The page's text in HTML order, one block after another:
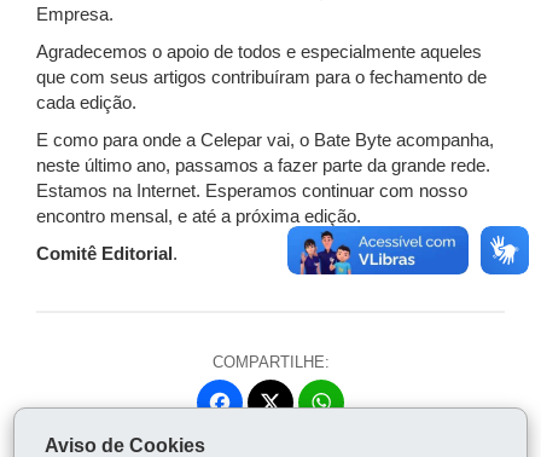
Empresa.
Agradecemos o apoio de todos e especialmente aqueles
que com seus artigos contribuíram para o fechamento de
cada edição.
E como para onde a Celepar vai, o Bate Byte acompanha,
neste último ano, passamos a fazer parte da grande rede.
Estamos na Internet. Esperamos continuar com nosso
encontro mensal, e até a próxima edição.
Comitê Editorial .
COMPARTILHE:
Fa
W
Aviso de Cookies